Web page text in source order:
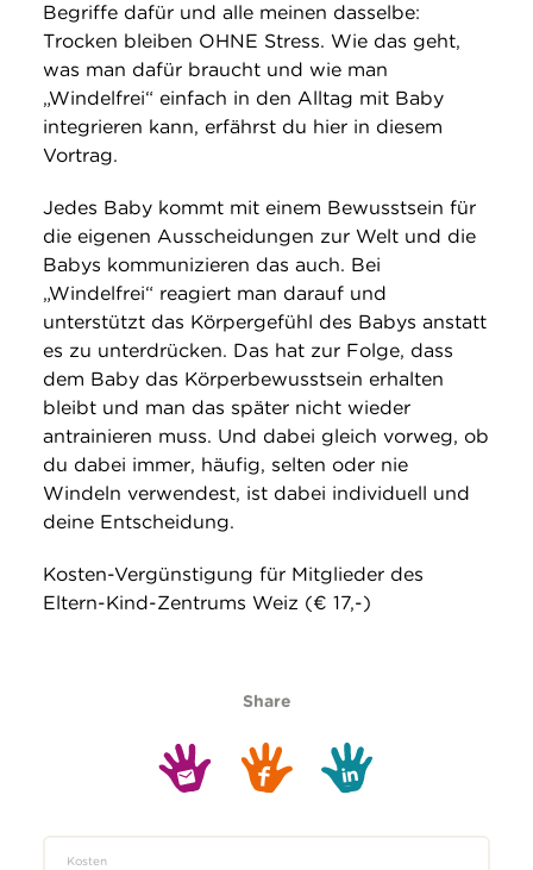
Begriffe dafür und alle meinen dasselbe:
Trocken bleiben OHNE Stress. Wie das geht,
was man dafür braucht und wie man
„Windelfrei“ einfach in den Alltag mit Baby
integrieren kann, erfährst du hier in diesem
Vortrag.
Jedes Baby kommt mit einem Bewusstsein für
die eigenen Ausscheidungen zur Welt und die
Babys kommunizieren das auch. Bei
„Windelfrei“ reagiert man darauf und
unterstützt das Körpergefühl des Babys anstatt
es zu unterdrücken. Das hat zur Folge, dass
dem Baby das Körperbewusstsein erhalten
bleibt und man das später nicht wieder
antrainieren muss. Und dabei gleich vorweg, ob
du dabei immer, häufig, selten oder nie
Windeln verwendest, ist dabei individuell und
deine Entscheidung.
Kosten-Vergünstigung für Mitglieder des
Eltern-Kind-Zentrums Weiz (€ 17,-)
Share
Kosten